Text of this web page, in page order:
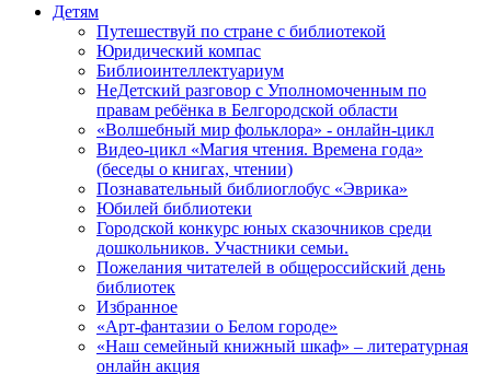
Детям
Путешествуй по стране с библиотекой
Юридический компас
Библиоинтеллектуариум
НеДетский разговор с Уполномоченным по
правам ребёнка в Белгородской области
«Волшебный мир фольклора» - онлайн-цикл
Видео-цикл «Магия чтения. Времена года»
(беседы о книгах, чтении)
Познавательный библиоглобус «Эврика»
Юбилей библиотеки
Городской конкурс юных сказочников среди
дошкольников. Участники семьи.
Пожелания читателей в общероссийский день
библиотек
Избранное
«Арт-фантазии о Белом городе»
«Наш семейный книжный шкаф» – литературная
онлайн акция